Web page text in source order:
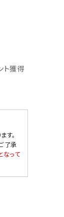
ト獲得
す。
了承
なって